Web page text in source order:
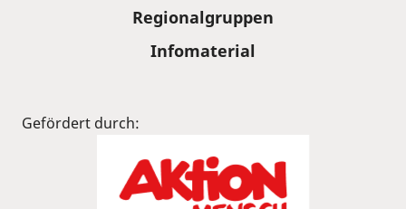
Regionalgruppen
Infomaterial
Gefördert durch: